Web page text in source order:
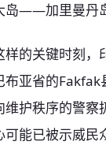
岛——加里曼丹
样的关键时刻，
布亚省的Fakfak
维护秩序的警察
能已被示威民